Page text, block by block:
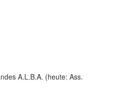
A.L.B.A. (heute: Ass.